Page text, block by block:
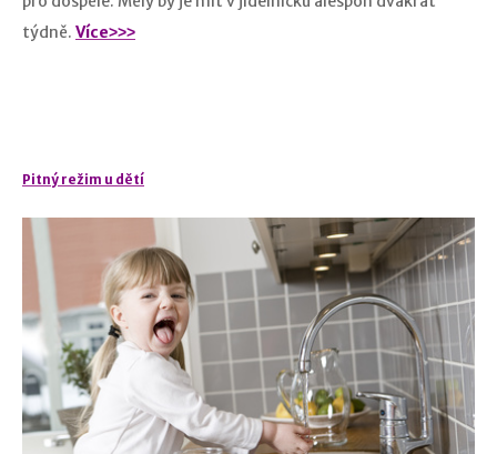
týdně. Více˃˃˃
Pitný režim u dětí